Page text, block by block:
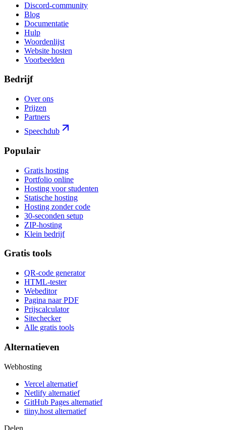
Discord-community
Blog
Documentatie
Hulp
Woordenlijst
Website hosten
Voorbeelden
Bedrijf
Over ons
Prijzen
Partners
Speechdub
Populair
Gratis hosting
Portfolio online
Hosting voor studenten
Statische hosting
Hosting zonder code
30-seconden setup
ZIP-hosting
Klein bedrijf
Gratis tools
QR-code generator
HTML-tester
Webeditor
Pagina naar PDF
Prijscalculator
Sitechecker
Alle gratis tools
Alternatieven
Webhosting
Vercel alternatief
Netlify alternatief
GitHub Pages alternatief
tiiny.host alternatief
Delen